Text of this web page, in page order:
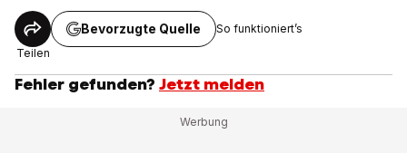
Teilen
Bevorzugte Quelle So funktioniert’s
Fehler gefunden? Jetzt melden